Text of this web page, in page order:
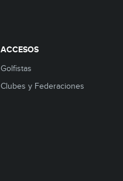
ACCESOS
Golfistas
Clubes y Federaciones